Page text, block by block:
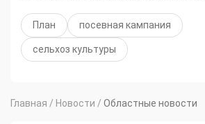
План посевная кампания
сельхоз культуры
Главная / Новости / Областные новости